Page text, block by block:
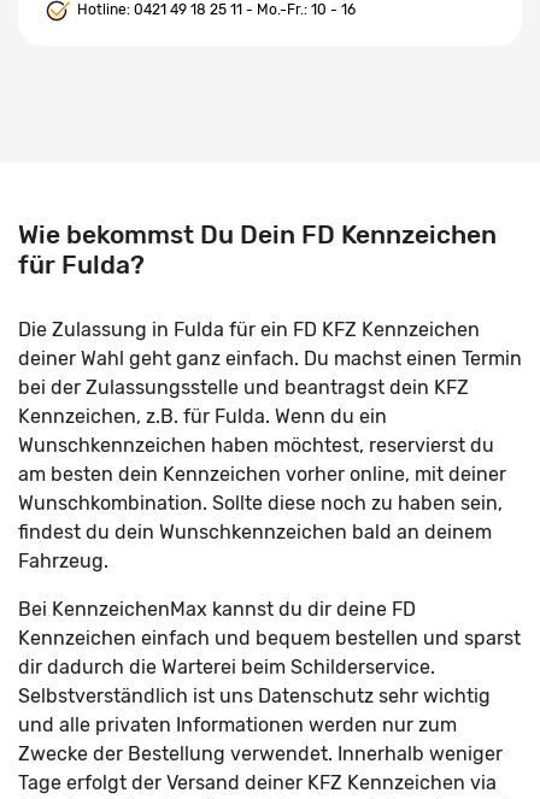
Hotline: 0421 49 18 25 11 - Mo.-Fr.: 10 - 16
Wie bekommst Du Dein FD Kennzeichen
für Fulda?
Die Zulassung in Fulda für ein FD KFZ Kennzeichen
deiner Wahl geht ganz einfach. Du machst einen Termin
bei der Zulassungsstelle und beantragst dein KFZ
Kennzeichen, z.B. für Fulda. Wenn du ein
Wunschkennzeichen haben möchtest, reservierst du
am besten dein Kennzeichen vorher online, mit deiner
Wunschkombination. Sollte diese noch zu haben sein,
findest du dein Wunschkennzeichen bald an deinem
Fahrzeug.
Bei KennzeichenMax kannst du dir deine FD
Kennzeichen einfach und bequem bestellen und sparst
dir dadurch die Warterei beim Schilderservice.
Selbstverständlich ist uns Datenschutz sehr wichtig
und alle privaten Informationen werden nur zum
Zwecke der Bestellung verwendet. Innerhalb weniger
Tage erfolgt der Versand deiner KFZ Kennzeichen via